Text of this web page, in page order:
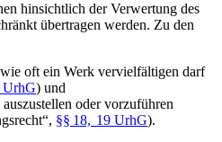
hinsichtlich der Verwertung des
übertragen werden. Zu den
oft ein Werk vervielfältigen darf
UrhG) und
oder vorzuführen
§§ 18, 19 UrhG).